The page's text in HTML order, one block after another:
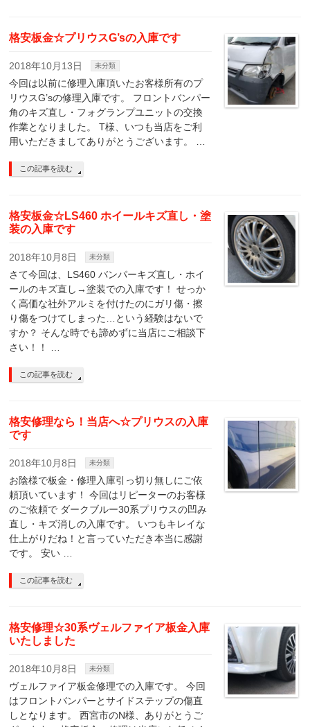
格安板金☆プリウスG’sの入庫です
2018年10月13日 未分類
今回は以前に修理入庫頂いたお客様所有のプ
リウスG’sの修理入庫です。 フロントバンパー
角のキズ直し・フォグランプユニットの交換
作業となりました。 T様、いつも当店をご利
用いただきましてありがとうございます。 …
この記事を読む
格安板金☆LS460 ホイールキズ直し・塗
装の入庫です
2018年10月8日 未分類
さて今回は、LS460 バンパーキズ直し・ホイ
ールのキズ直し→塗装での入庫です！ せっか
く高価な社外アルミを付けたのにガリ傷・擦
り傷をつけてしまった…という経験はないで
すか？ そんな時でも諦めずに当店にご相談下
さい！！ …
この記事を読む
格安修理なら！当店へ☆プリウスの入庫
です
2018年10月8日 未分類
お陰様で板金・修理入庫引っ切り無しにご依
頼頂いています！ 今回はリピーターのお客様
のご依頼で ダークブルー30系プリウスの凹み
直し・キズ消しの入庫です。 いつもキレイな
仕上がりだね！と言っていただき本当に感謝
です。 安い …
この記事を読む
格安修理☆30系ヴェルファイア板金入庫
いたしました
2018年10月8日 未分類
ヴェルファイア板金修理での入庫です。 今回
はフロントバンパーとサイドステップの傷直
しとなります。 西宮市のN様、ありがとうご